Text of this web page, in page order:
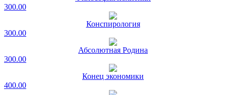
300.00
Конспирология
300.00
Абсолютная Родина
300.00
Конец экономики
400.00